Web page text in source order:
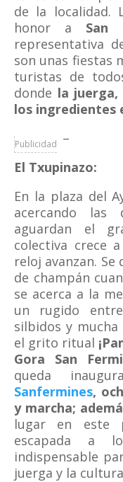
de la localidad.
honor a San
representativa
son unas fiestas
turistas de
donde la
los ingredientes
Publicidad –
El Txupinazo:
En la plaza del
acercando las
aguardan el
colectiva crece
reloj avanzan.
de champán
se acerca a la
un rugido
silbidos y mucha
el grito ritual
Gora San
queda
Sanfermines,
y marcha;
lugar en este
escapada a
indispensable
juerga y la